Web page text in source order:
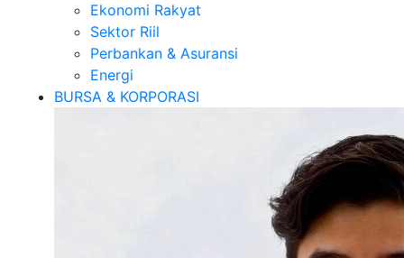
Ekonomi Rakyat
Sektor Riil
Perbankan & Asuransi
Energi
BURSA & KORPORASI